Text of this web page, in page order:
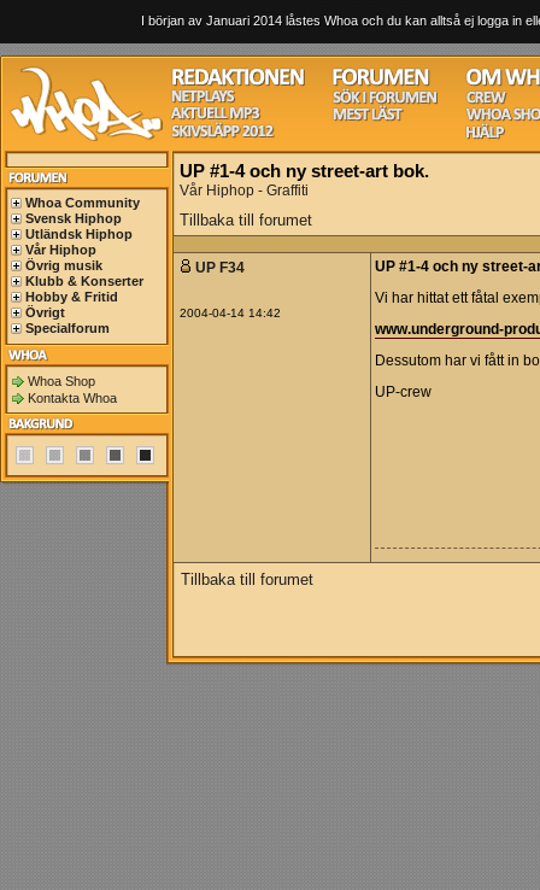
I början av Januari 2014 låstes Whoa och du kan alltså ej logga in
Whoa Community
Svensk Hiphop
Utländsk Hiphop
Vår Hiphop
Övrig musik
Klubb & Konserter
Hobby & Fritid
Övrigt
Specialforum
Whoa Shop
Kontakta Whoa
UP #1-4 och ny street-art bok.
Vår Hiphop - Graffiti
Tillbaka till forumet
UP F34
2004-04-14 14:42
UP #1-4 och ny street-
Vi har hittat ett fåtal
www.underground-
Dessutom har vi fått in
UP-crew
Tillbaka till forumet